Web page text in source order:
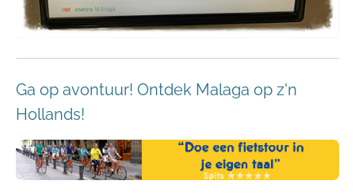
Ga op avontuur! Ontdek Malaga op z'n
Hollands!